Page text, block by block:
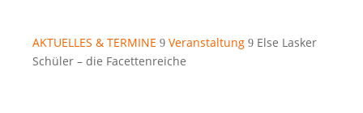
AKTUELLES & TERMINE 9 Veranstaltung 9 Else Lasker
Schüler – die Facettenreiche